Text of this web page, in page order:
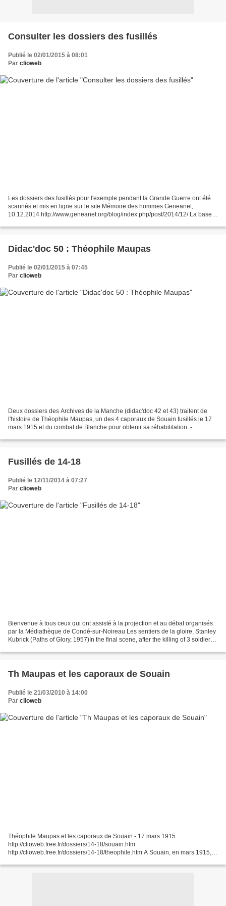
Consulter les dossiers des fusillés
Publié le 02/01/2015 à 08:01
Par clioweb
Les dossiers des fusillés pour l'exemple pendant la Grande Guerre ont été
scannés et mis en ligne sur le site Mémoire des hommes Geneanet,
10.12.2014 http://www.geneanet.org/blog/index.php/post/2014/12/ La base
Didac'doc 50 : Théophile Maupas
Publié le 02/01/2015 à 07:45
Par clioweb
Deux dossiers des Archives de la Manche (didac'doc 42 et 43) traitent de
l'histoire de Théophile Maupas, un des 4 caporaux de Souain fusillés le 17
mars 1915 et du combat de Blanche pour obtenir sa réhabilitation. -
Fusillés de 14-18
Publié le 12/11/2014 à 07:27
Par clioweb
Bienvenue à tous ceux qui ont assisté à la projection et au débat organisés
par la Médiathèque de Condé-sur-Noireau Les sentiers de la gloire, Stanley
Kubrick (Paths of Glory, 1957)In the final scene, after the killing of 3 soldiers,
Th Maupas et les caporaux de Souain
Publié le 21/03/2010 à 14:00
Par clioweb
Théophile Maupas et les caporaux de Souain - 17 mars 1915
http://clioweb.free.fr/dossiers/14-18/souain.htm
http://clioweb.free.fr/dossiers/14-18/theophile.htm A Souain, en mars 1915,